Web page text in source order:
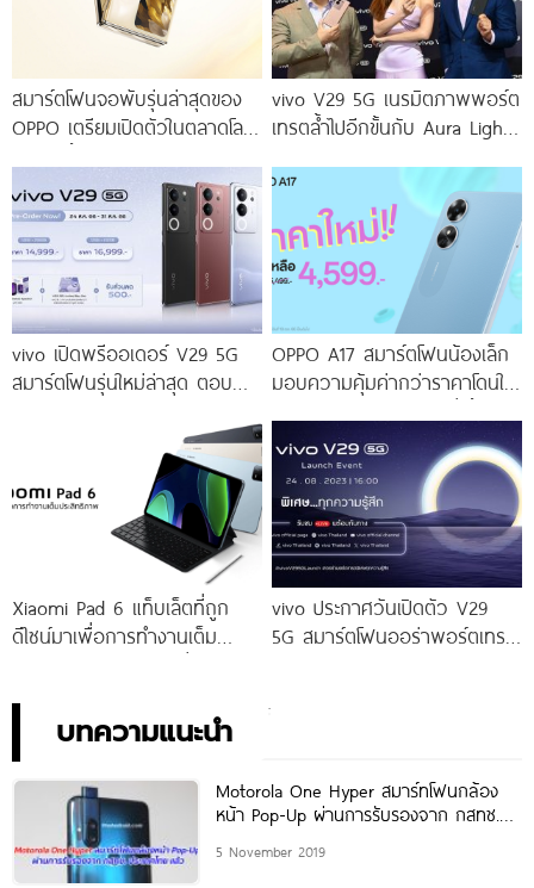
สมาร์ตโฟนจอพับรุ่นล่าสุดของ
OPPO เตรียมเปิดตัวในตลาดโลก
vivo V29 5G เนรมิตภาพพอร์ต
เทรตล้ำไปอีกขั้นกับ Aura Light
โดดเด่นด้วยสุนทรียศาสตร์แห่ง
vivo เปิดพรีออเดอร์ V29 5G
สมาร์ตโฟนรุ่นใหม่ล่าสุด ตอบ
ราคาเริ่มต้นเพียง 14,999 บาท
จัดเต็มกับโปรโมชันพิเศษก่อนใคร
OPPO A17 สมาร์ตโฟนน้องเล็ก
มอบความคุ้มค่ากว่าราคาโดนใจ
ราคาใหม่เพียง 4,599 บาท
เท่านั้น!
Xiaomi Pad 6 แท็บเล็ตที่ถูก
ดีไซน์มาเพื่อการทำงานเต็ม
vivo ประกาศวันเปิดตัว V29
5G สมาร์ตโฟนออร่าพอร์ตเทร
บทความแนะนำ
Motorola One Hyper สมาร์ทโฟนกล้อง
หน้า Pop-Up ผ่านการรับรองจาก กสทช.
5 November 2019